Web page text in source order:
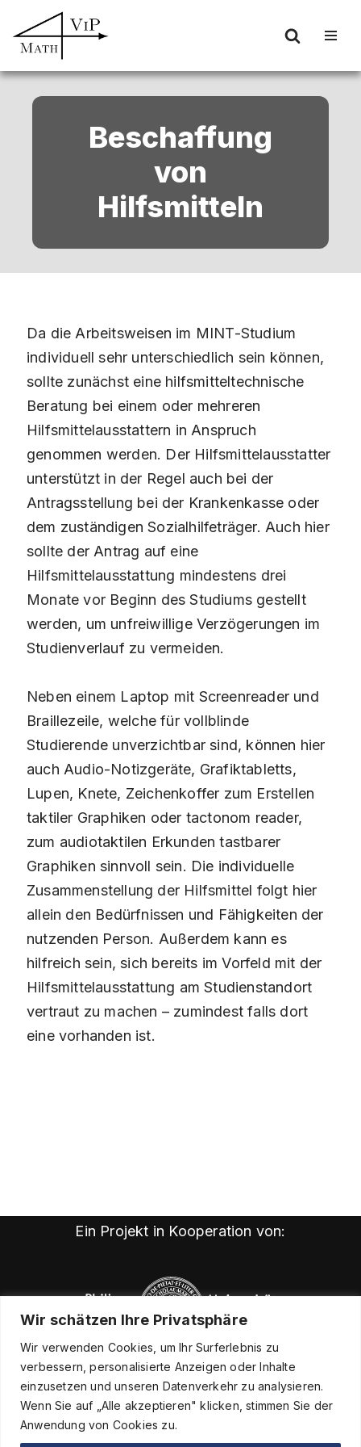
Wir schätzen Ihre Privatsphäre
Wir verwenden Cookies, um Ihr Surferlebnis zu
verbessern, personalisierte Anzeigen oder Inhalte
einzusetzen und unseren Datenverkehr zu analysieren.
Wenn Sie auf „Alle akzeptieren" klicken, stimmen Sie der
Anwendung von Cookies zu.
Zum
Inhalt
springen
Beschaffung
von
Hilfsmitteln
Da die Arbeitsweisen im MINT-Studium
individuell sehr unterschiedlich sein können,
sollte zunächst eine hilfsmitteltechnische
Beratung bei einem oder mehreren
Hilfsmittelausstattern in Anspruch
genommen werden. Der Hilfsmittelausstatter
unterstützt in der Regel auch bei der
Antragsstellung bei der Krankenkasse oder
dem zuständigen Sozialhilfeträger. Auch hier
sollte der Antrag auf eine
Hilfsmittelausstattung mindestens drei
Monate vor Beginn des Studiums gestellt
werden, um unfreiwillige Verzögerungen im
Studienverlauf zu vermeiden.
Neben einem Laptop mit Screenreader und
Braillezeile, welche für vollblinde
Studierende unverzichtbar sind, können hier
auch Audio-Notizgeräte, Grafiktabletts,
Lupen, Knete, Zeichenkoffer zum Erstellen
taktiler Graphiken oder tactonom reader,
zum audiotaktilen Erkunden tastbarer
Graphiken sinnvoll sein. Die individuelle
Zusammenstellung der Hilfsmittel folgt hier
allein den Bedürfnissen und Fähigkeiten der
nutzenden Person. Außerdem kann es
hilfreich sein, sich bereits im Vorfeld mit der
Hilfsmittelausstattung am Studienstandort
vertraut zu machen – zumindest falls dort
eine vorhanden ist.
Ein Projekt in Kooperation von: